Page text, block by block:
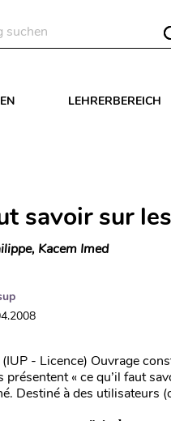
LEHRERBEREICH
savoir sur
Kacem Imed
(IUP - Licence) Ouvrage
« ce qu’il faut
Destiné à des utilisateurs